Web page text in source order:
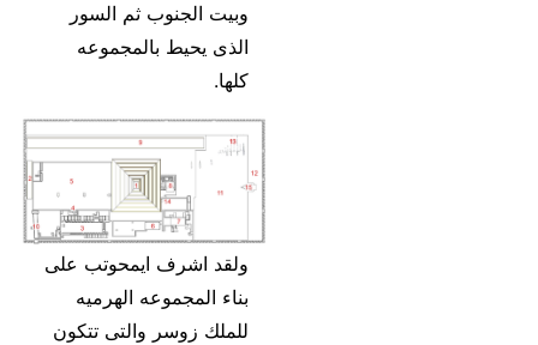
وبيت الجنوب ثم السور
الذى يحيط بالمجموعه
كلها.
ولقد اشرف ايمحوتب على
بناء المجموعه الهرميه
للملك زوسر والتى تتكون